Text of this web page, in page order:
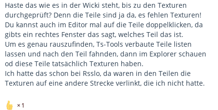
Haste das wie es in der Wicki steht, bis zu den Texturen
durchgeprüft? Denn die Teile sind ja da, es fehlen Texturen!
Du kannst auch im Editor mal auf die Teile doppelklicken, da
gibts ein rechtes Fenster das sagt, welches Teil das ist.
Um es genau rauszufinden, Ts-Tools verbaute Teile listen
lassen und nach den Teil fahnden, dann im Explorer schauen
od diese Teile tatsächlich Texturen haben.
Ich hatte das schon bei Rsslo, da waren in den Teilen die
Texturen auf eine andere Strecke verlinkt, die ich nicht hatte.
1